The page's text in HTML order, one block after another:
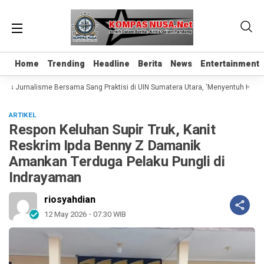
Home Trending Headline Berita News Entertainment
Home Trending Headline Berita News Entertainment
Jurnalisme Bersama Sang Praktisi di UIN Sumatera Utara, ‘Menyentuh Hati
ARTIKEL
Respon Keluhan Supir Truk, Kanit
Reskrim Ipda Benny Z Damanik
Amankan Terduga Pelaku Pungli di
Indrayaman
riosyahdian
12 May 2026 - 07:30 WIB